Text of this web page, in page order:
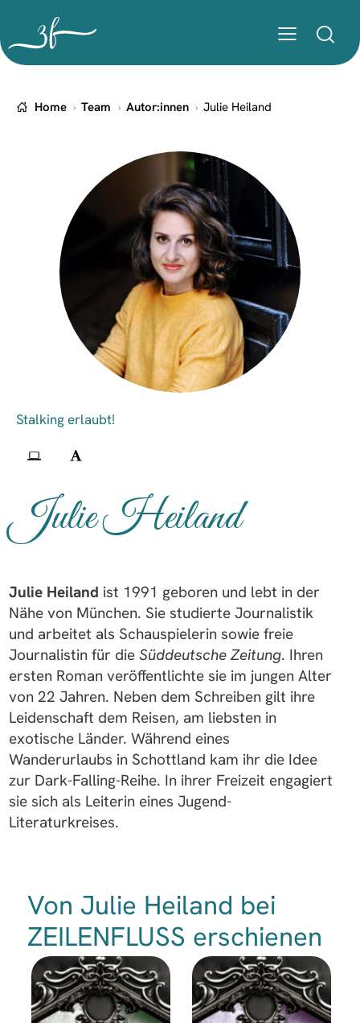
Home Team Autor:innen Julie Heiland
Julie Heiland
Julie Heiland ist 1991 geboren und lebt in der
Nähe von München. Sie studierte Journalistik
und arbeitet als Schauspielerin sowie freie
Journalistin für die Süddeutsche Zeitung. Ihren
ersten Roman veröffentlichte sie im jungen Alter
von 22 Jahren. Neben dem Schreiben gilt ihre
Leidenschaft dem Reisen, am liebsten in
exotische Länder. Während eines
Wanderurlaubs in Schottland kam ihr die Idee
zur Dark-Falling-Reihe. In ihrer Freizeit engagiert
sie sich als Leiterin eines Jugend-
Literaturkreises.
Von Julie Heiland bei
ZEILENFLUSS erschienen